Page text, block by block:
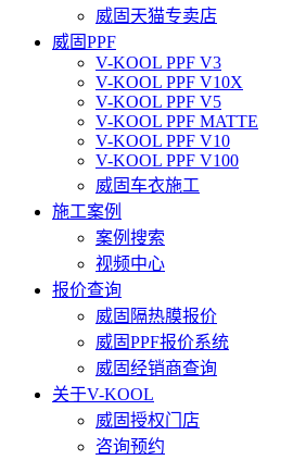
威固天猫专卖店
威固PPF
V-KOOL PPF V3
V-KOOL PPF V10X
V-KOOL PPF V5
V-KOOL PPF MATTE
V-KOOL PPF V10
V-KOOL PPF V100
威固车衣施工
施工案例
案例搜索
视频中心
报价查询
威固隔热膜报价
威固PPF报价系统
威固经销商查询
关于V-KOOL
威固授权门店
咨询预约